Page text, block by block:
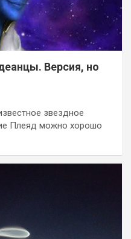
Версия, но
звездное
Плеяд можно хорошо